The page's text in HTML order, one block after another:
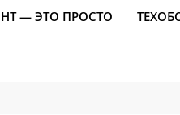
— ЭТО ПРОСТО